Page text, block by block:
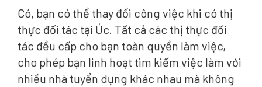
​​Có, bạn có thể thay đổi công việc khi có thị
thực đối tác tại Úc. Tất cả các thị thực đối
tác đều cấp cho bạn toàn quyền làm việc,
cho phép bạn linh hoạt tìm kiếm việc làm với
nhiều nhà tuyển dụng khác nhau mà không